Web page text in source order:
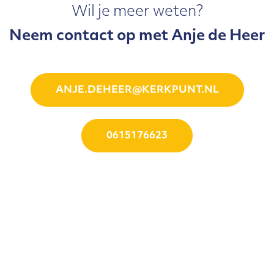
Wil je meer weten?
Neem contact op met Anje de Heer
ANJE.DEHEER@KERKPUNT.NL
0615176623